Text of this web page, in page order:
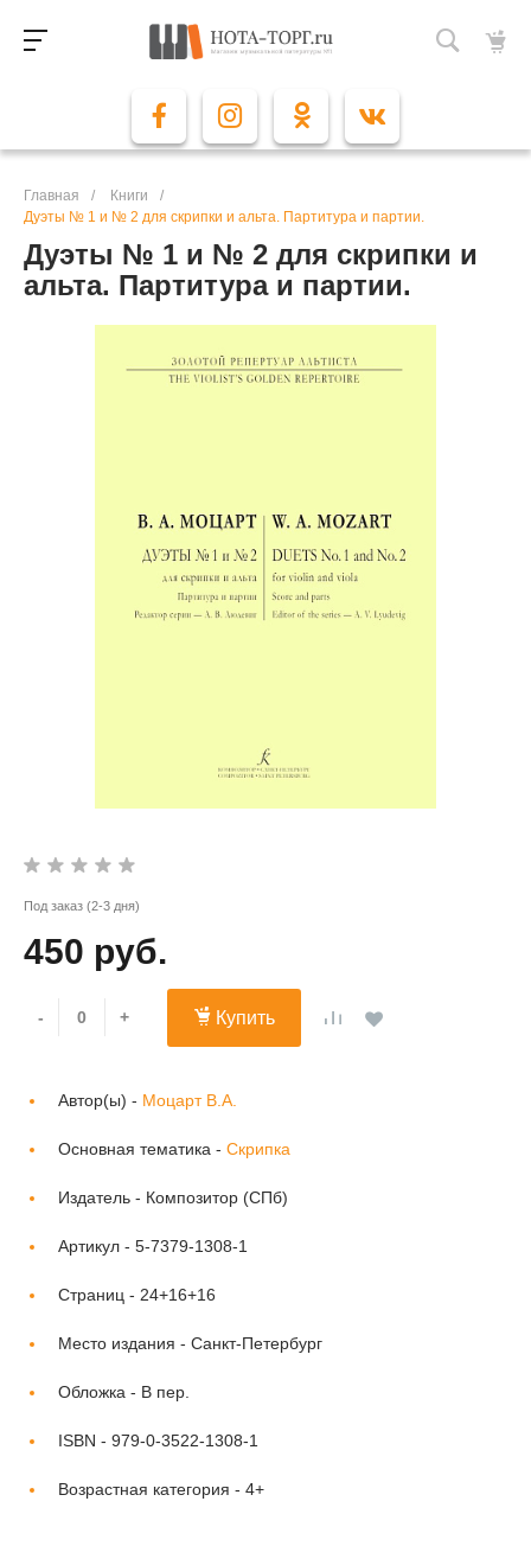
Главная / Книги
/
Дуэты № 1 и № 2 для скрипки и альта. Партитура и партии.
Дуэты № 1 и № 2 для скрипки и
альта. Партитура и партии.
Под заказ (2-3 дня)
450 руб.
- + Купить
Автор(ы) - Моцарт В.А.
Основная тематика - Скрипка
Издатель - Композитор (СПб)
Артикул - 5-7379-1308-1
Страниц - 24+16+16
Место издания - Санкт-Петербург
Обложка - В пер.
ISBN - 979-0-3522-1308-1
Возрастная категория - 4+